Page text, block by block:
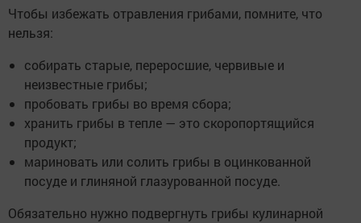
Чтобы избежать отравления грибами, помните, что
нельзя:
собирать старые, переросшие, червивые и
неизвестные грибы;
пробовать грибы во время сбора;
хранить грибы в тепле — это скоропортящийся
продукт;
мариновать или солить грибы в оцинкованной
посуде и глиняной глазурованной посуде.
Обязательно нужно подвергнуть грибы кулинарной